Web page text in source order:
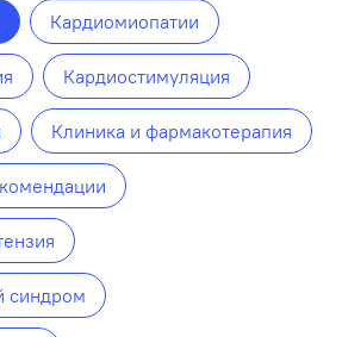
Кардиомиопатии
Кардиостимуляция
Клиника и фармакотерапия
синдром